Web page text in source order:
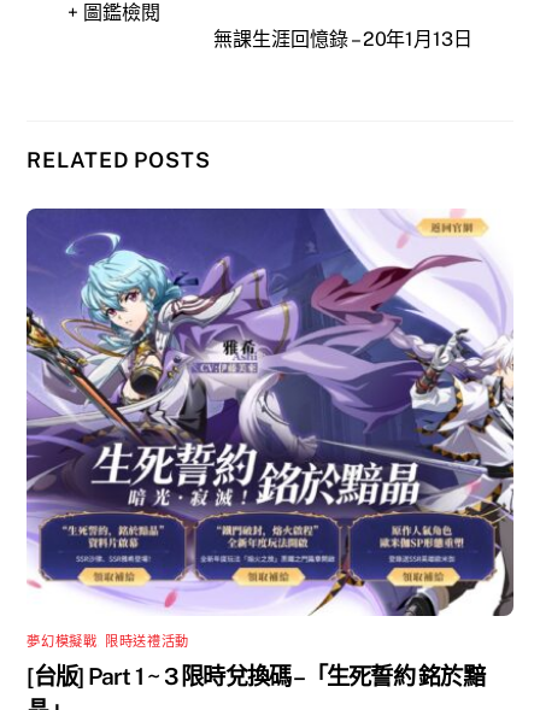
+ 圖鑑檢閱
無課生涯回憶錄 – 20年1月13日
RELATED POSTS
夢幻模擬戰 限時送禮活動
[台版] Part 1 ~ 3 限時兌換碼 –「生死誓約 銘於黯